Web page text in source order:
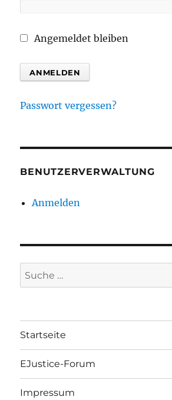
Angemeldet bleiben
Passwort vergessen?
BENUTZERVERWALTUNG
Anmelden
Suche
nach:
Startseite
EJustice-Forum
Impressum